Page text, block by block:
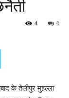
0
4
के तेलीपुर मुहल्ला